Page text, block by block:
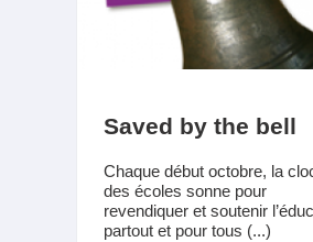
Saved by the bell
Chaque début octobre, la
des écoles sonne pour
revendiquer et soutenir
partout et pour tous (...)